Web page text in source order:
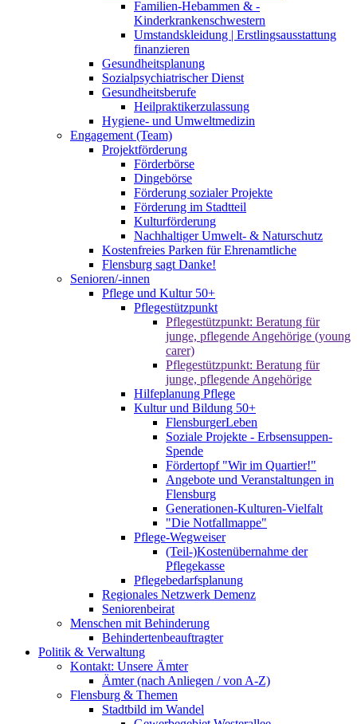
Familien-Hebammen & -
Kinderkrankenschwestern
Umstandskleidung | Erstlingsausstattung
finanzieren
Gesundheitsplanung
Sozialpsychiatrischer Dienst
Gesundheitsberufe
Heilpraktikerzulassung
Hygiene- und Umweltmedizin
Engagement (Team)
Projektförderung
Förderbörse
Dingebörse
Förderung sozialer Projekte
Förderung im Stadtteil
Kulturförderung
Nachhaltiger Umwelt- & Naturschutz
Kostenfreies Parken für Ehrenamtliche
Flensburg sagt Danke!
Senioren/-innen
Pflege und Kultur 50+
Pflegestützpunkt
Pflegestützpunkt: Beratung für
junge, pflegende Angehörige (young
carer)
Pflegestützpunkt: Beratung für
junge, pflegende Angehörige
Hilfeplanung Pflege
Kultur und Bildung 50+
FlensburgerLeben
Soziale Projekte - Erbsensuppen-
Spende
Fördertopf "Wir im Quartier!"
Angebote und Veranstaltungen in
Flensburg
Generationen-Kulturen-Vielfalt
"Die Notfallmappe"
Pflege-Wegweiser
(Teil-)Kostenübernahme der
Pflegekasse
Pflegebedarfsplanung
Regionales Netzwerk Demenz
Seniorenbeirat
Menschen mit Behinderung
Behindertenbeauftragter
Politik & Verwaltung
Kontakt: Unsere Ämter
Ämter (nach Anliegen / von A-Z)
Flensburg & Themen
Stadtbild im Wandel